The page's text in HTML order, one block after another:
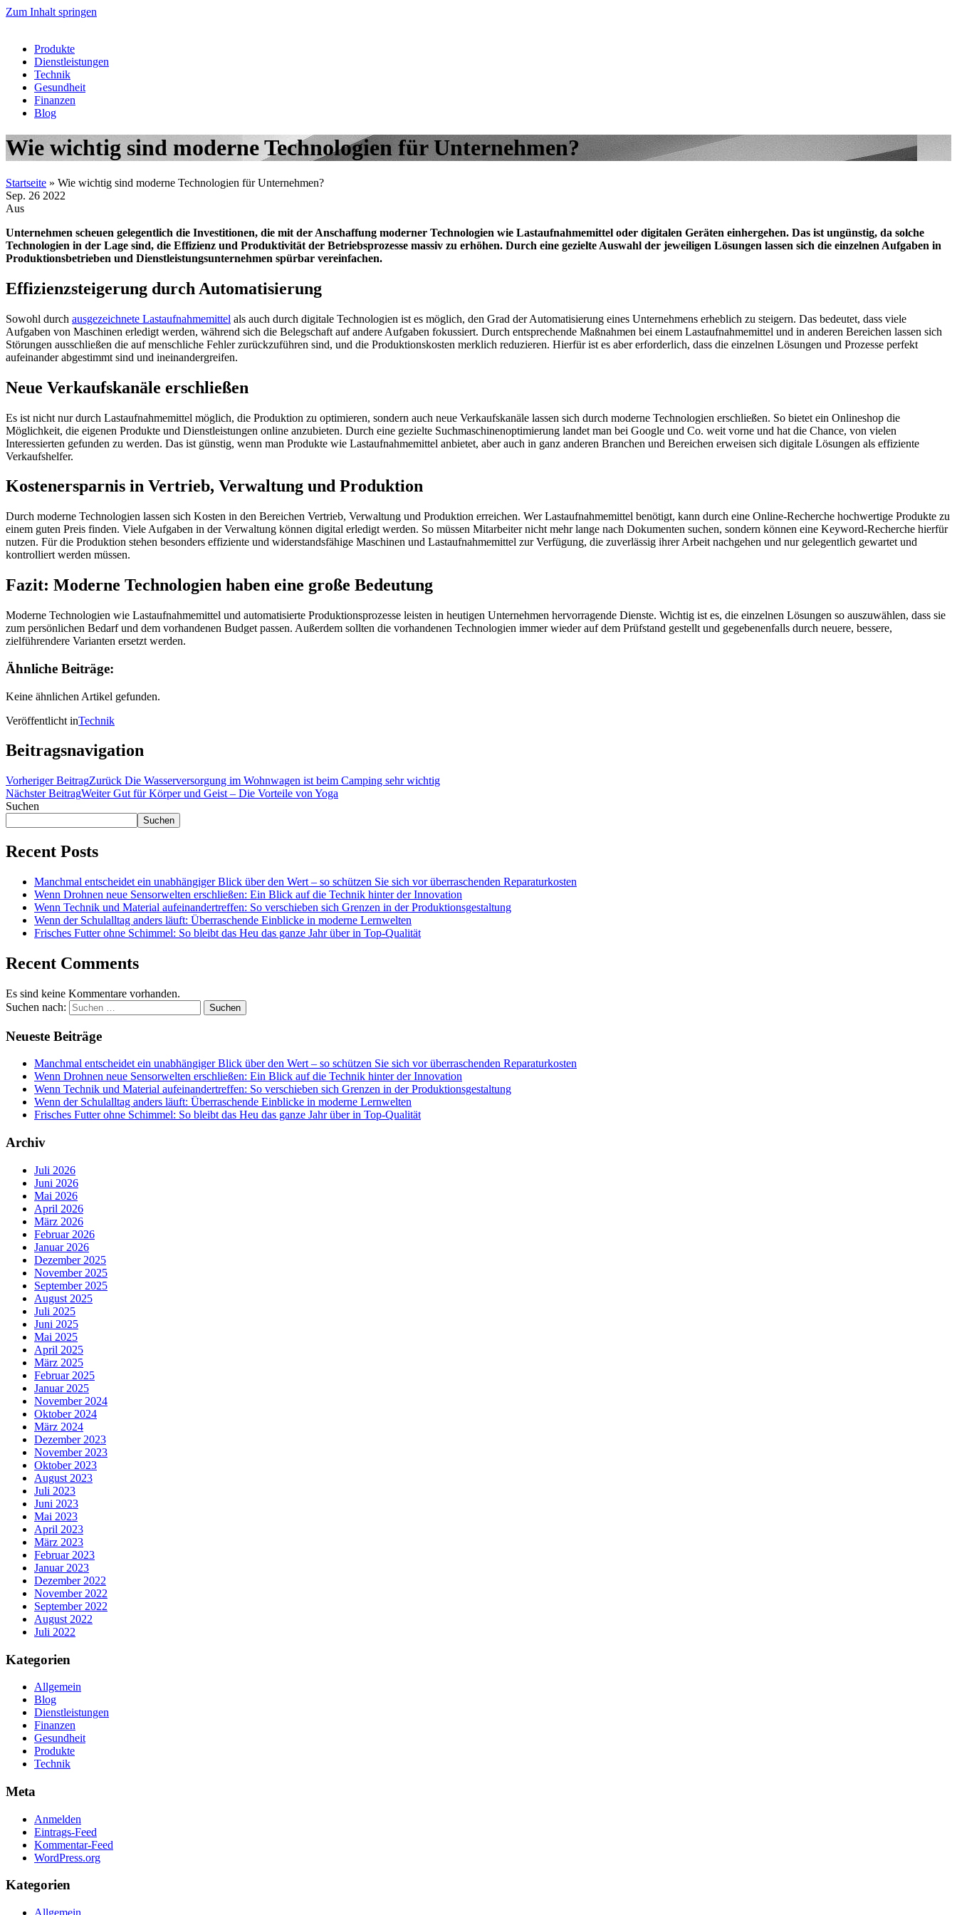
Zum Inhalt springen
Produkte
Dienstleistungen
Technik
Gesundheit
Finanzen
Blog
Wie wichtig sind moderne Technologien für Unternehmen?
Startseite » Wie wichtig sind moderne Technologien für Unternehmen?
Sep. 26 2022
Aus
Unternehmen scheuen gelegentlich die Investitionen, die mit der Anschaffung moderner Technologien wie Lastaufnahmemittel oder digitalen Geräten einhergehen. Das ist ungünstig, da solche
Technologien in der Lage sind, die Effizienz und Produktivität der Betriebsprozesse massiv zu erhöhen. Durch eine gezielte Auswahl der jeweiligen Lösungen lassen sich die einzelnen Aufgaben in
Produktionsbetrieben und Dienstleistungsunternehmen spürbar vereinfachen.
Effizienzsteigerung durch Automatisierung
Sowohl durch ausgezeichnete Lastaufnahmemittel als auch durch digitale Technologien ist es möglich, den Grad der Automatisierung eines Unternehmens erheblich zu steigern. Das bedeutet, dass viele
Aufgaben von Maschinen erledigt werden, während sich die Belegschaft auf andere Aufgaben fokussiert. Durch entsprechende Maßnahmen bei einem Lastaufnahmemittel und in anderen Bereichen lassen sich
Störungen ausschließen die auf menschliche Fehler zurückzuführen sind, und die Produktionskosten merklich reduzieren. Hierfür ist es aber erforderlich, dass die einzelnen Lösungen und Prozesse perfekt
aufeinander abgestimmt sind und ineinandergreifen.
Neue Verkaufskanäle erschließen
Es ist nicht nur durch Lastaufnahmemittel möglich, die Produktion zu optimieren, sondern auch neue Verkaufskanäle lassen sich durch moderne Technologien erschließen. So bietet ein Onlineshop die
Möglichkeit, die eigenen Produkte und Dienstleistungen online anzubieten. Durch eine gezielte Suchmaschinenoptimierung landet man bei Google und Co. weit vorne und hat die Chance, von vielen
Interessierten gefunden zu werden. Das ist günstig, wenn man Produkte wie Lastaufnahmemittel anbietet, aber auch in ganz anderen Branchen und Bereichen erweisen sich digitale Lösungen als effiziente
Verkaufshelfer.
Kostenersparnis in Vertrieb, Verwaltung und Produktion
Durch moderne Technologien lassen sich Kosten in den Bereichen Vertrieb, Verwaltung und Produktion erreichen. Wer Lastaufnahmemittel benötigt, kann durch eine Online-Recherche hochwertige Produkte zu
einem guten Preis finden. Viele Aufgaben in der Verwaltung können digital erledigt werden. So müssen Mitarbeiter nicht mehr lange nach Dokumenten suchen, sondern können eine Keyword-Recherche hierfür
nutzen. Für die Produktion stehen besonders effiziente und widerstandsfähige Maschinen und Lastaufnahmemittel zur Verfügung, die zuverlässig ihrer Arbeit nachgehen und nur gelegentlich gewartet und
kontrolliert werden müssen.
Fazit: Moderne Technologien haben eine große Bedeutung
Moderne Technologien wie Lastaufnahmemittel und automatisierte Produktionsprozesse leisten in heutigen Unternehmen hervorragende Dienste. Wichtig ist es, die einzelnen Lösungen so auszuwählen, dass sie
zum persönlichen Bedarf und dem vorhandenen Budget passen. Außerdem sollten die vorhandenen Technologien immer wieder auf dem Prüfstand gestellt und gegebenenfalls durch neuere, bessere,
zielführendere Varianten ersetzt werden.
Ähnliche Beiträge:
Keine ähnlichen Artikel gefunden.
Veröffentlicht inTechnik
Beitragsnavigation
Vorheriger BeitragZurück Die Wasserversorgung im Wohnwagen ist beim Camping sehr wichtig
Nächster BeitragWeiter Gut für Körper und Geist – Die Vorteile von Yoga
Suchen
Suchen
Recent Posts
Manchmal entscheidet ein unabhängiger Blick über den Wert – so schützen Sie sich vor überraschenden Reparaturkosten
Wenn Drohnen neue Sensorwelten erschließen: Ein Blick auf die Technik hinter der Innovation
Wenn Technik und Material aufeinandertreffen: So verschieben sich Grenzen in der Produktionsgestaltung
Wenn der Schulalltag anders läuft: Überraschende Einblicke in moderne Lernwelten
Frisches Futter ohne Schimmel: So bleibt das Heu das ganze Jahr über in Top-Qualität
Recent Comments
Es sind keine Kommentare vorhanden.
Suchen nach:
Neueste Beiträge
Manchmal entscheidet ein unabhängiger Blick über den Wert – so schützen Sie sich vor überraschenden Reparaturkosten
Wenn Drohnen neue Sensorwelten erschließen: Ein Blick auf die Technik hinter der Innovation
Wenn Technik und Material aufeinandertreffen: So verschieben sich Grenzen in der Produktionsgestaltung
Wenn der Schulalltag anders läuft: Überraschende Einblicke in moderne Lernwelten
Frisches Futter ohne Schimmel: So bleibt das Heu das ganze Jahr über in Top-Qualität
Archiv
Juli 2026
Juni 2026
Mai 2026
April 2026
März 2026
Februar 2026
Januar 2026
Dezember 2025
November 2025
September 2025
August 2025
Juli 2025
Juni 2025
Mai 2025
April 2025
März 2025
Februar 2025
Januar 2025
November 2024
Oktober 2024
März 2024
Dezember 2023
November 2023
Oktober 2023
August 2023
Juli 2023
Juni 2023
Mai 2023
April 2023
März 2023
Februar 2023
Januar 2023
Dezember 2022
November 2022
September 2022
August 2022
Juli 2022
Kategorien
Allgemein
Blog
Dienstleistungen
Finanzen
Gesundheit
Produkte
Technik
Meta
Anmelden
Eintrags-Feed
Kommentar-Feed
WordPress.org
Kategorien